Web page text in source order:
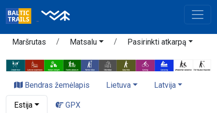
Maršrutas Matsalu Pasirinkti atkarpą
Bendras žemėlapis Lietuva Latvija
Estija GPX